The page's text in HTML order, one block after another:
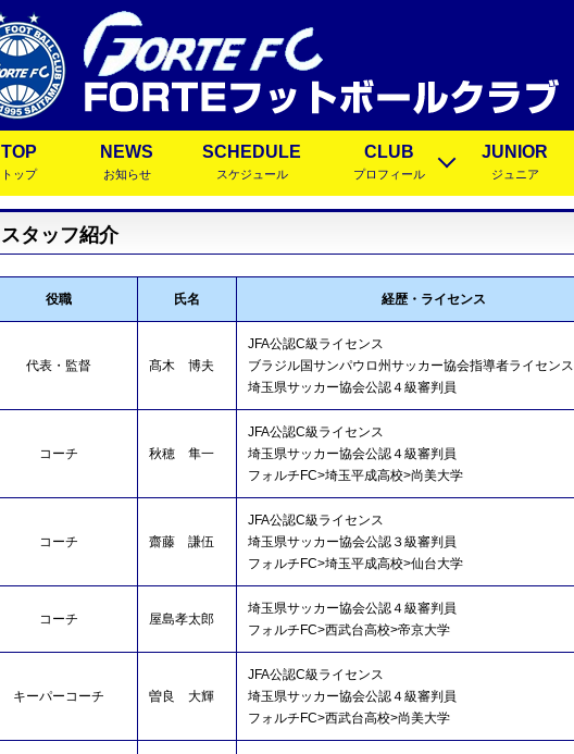
TOP
トップ
NEWS
お知らせ
SCHEDULE
スケジュール
CLUB
プロフィール
JUNIOR
ジュニア
スタッフ紹介
役職 氏名 経歴・ライセンス
代表・監督 髙木 博夫
JFA公認C級ライセンス
ブラジル国サンパウロ州サッカー協会指導者ライセンス
埼玉県サッカー協会公認４級審判員
コーチ 秋穂 隼一
JFA公認C級ライセンス
埼玉県サッカー協会公認４級審判員
フォルチFC>埼玉平成高校>尚美大学
コーチ 齋藤 謙伍
JFA公認C級ライセンス
埼玉県サッカー協会公認３級審判員
フォルチFC>埼玉平成高校>仙台大学
コーチ 屋島孝太郎
埼玉県サッカー協会公認４級審判員
フォルチFC>西武台高校>帝京大学
キーパーコーチ 曽良 大輝
JFA公認C級ライセンス
埼玉県サッカー協会公認４級審判員
フォルチFC>西武台高校>尚美大学